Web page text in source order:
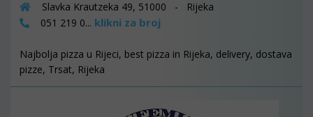
Slavka Krautzeka 49, 51000 - Rijeka
051 219 0... klikni za broj
Najbolja pizza u Rijeci, best pizza in Rijeka, delivery, dostava
pizze, Trsat, Rijeka